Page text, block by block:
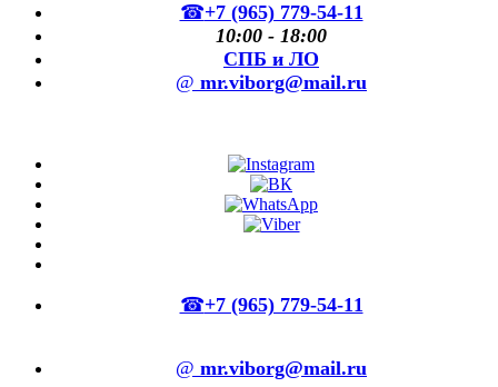
☎+7 (965) 779-54-11
10:00 - 18:00
СПБ и ЛО
@ mr.viborg@mail.ru
☎+7 (965) 779-54-11
@ mr.viborg@mail.ru